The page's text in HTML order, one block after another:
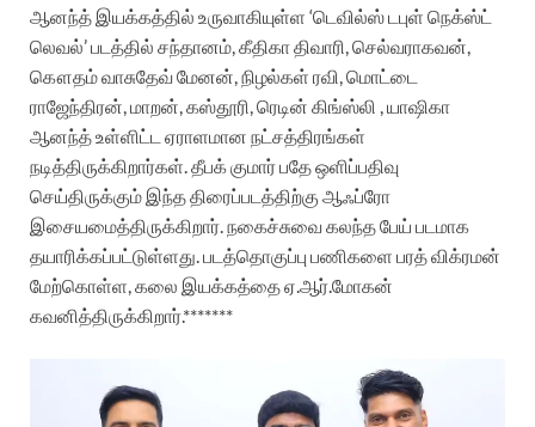
ஆனந்த் இயக்கத்தில் உருவாகியுள்ள ‘டெவில்ஸ் டபுள் நெக்ஸ்ட்
லெவல்’ படத்தில் சந்தானம், கீதிகா திவாரி, செல்வராகவன்,
கௌதம் வாசுதேவ் மேனன், நிழல்கள் ரவி, மொட்டை
ராஜேந்திரன், மாறன், கஸ்தூரி, ரெடின் கிங்ஸ்லி , யாஷிகா
ஆனந்த் உள்ளிட்ட ஏராளமான நட்சத்திரங்கள்
நடித்திருக்கிறார்கள்.தீபக் குமார் பதே ஒளிப்பதிவு
செய்திருக்கும் இந்த திரைப்படத்திற்கு ஆஃப்ரோ
இசையமைத்திருக்கிறார். நகைச்சுவை கலந்த பேய் படமாக
தயாரிக்கப்பட்டுள்ளது.படத்தொகுப்பு பணிகளை பரத் விக்ரமன்
மேற்கொள்ள, கலை இயக்கத்தை ஏ.ஆர்.மோகன்
கவனித்திருக்கிறார்.*******